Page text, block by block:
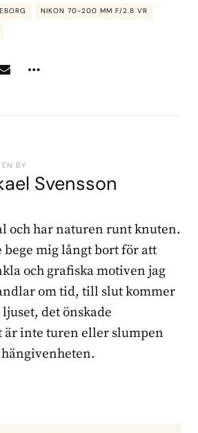
NIKON 70-200 MM F/2.8 VR
BY
Svensson
och har naturen runt knuten.
bege mig långt bort för att
och grafiska motiven jag
om tid, till slut kommer
det önskade
är inte turen eller slumpen